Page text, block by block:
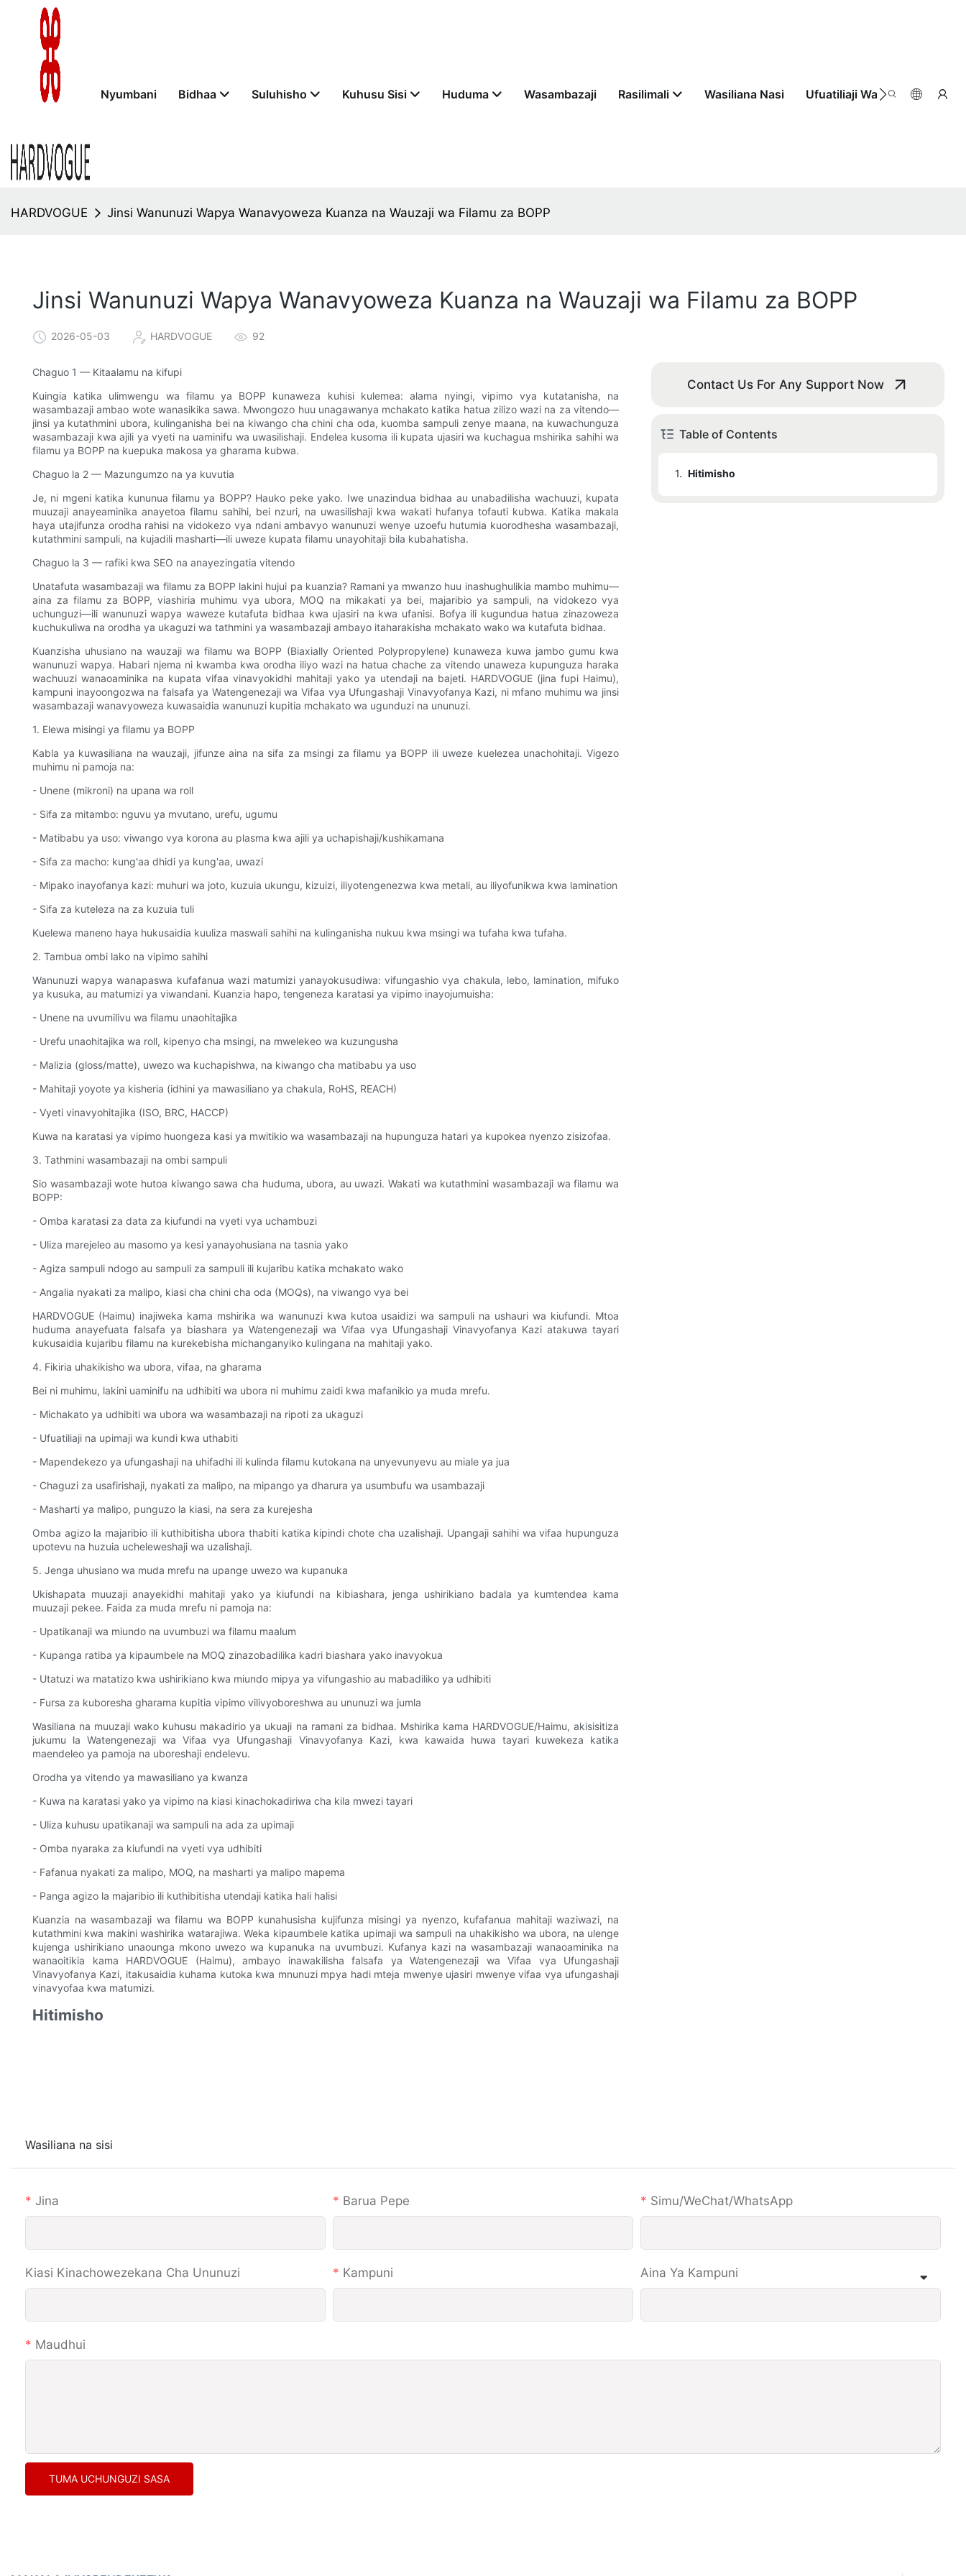
Nyumbani Bidhaa Suluhisho Kuhusu Sisi Huduma Wasambazaji Rasilimali Wasiliana Nasi Ufuatiliaji Wa Agizo
HARDVOGUE Jinsi Wanunuzi Wapya Wanavyoweza Kuanza na Wauzaji wa Filamu za BOPP
Jinsi Wanunuzi Wapya Wanavyoweza Kuanza na Wauzaji wa Filamu za BOPP
2026-05-03 HARDVOGUE 92
Chaguo 1 — Kitaalamu na kifupi
Kuingia katika ulimwengu wa filamu ya BOPP kunaweza kuhisi kulemea: alama nyingi, vipimo vya kutatanisha, na
wasambazaji ambao wote wanasikika sawa. Mwongozo huu unagawanya mchakato katika hatua zilizo wazi na za vitendo—
jinsi ya kutathmini ubora, kulinganisha bei na kiwango cha chini cha oda, kuomba sampuli zenye maana, na kuwachunguza
wasambazaji kwa ajili ya vyeti na uaminifu wa uwasilishaji. Endelea kusoma ili kupata ujasiri wa kuchagua mshirika sahihi wa
filamu ya BOPP na kuepuka makosa ya gharama kubwa.
Chaguo la 2 — Mazungumzo na ya kuvutia
Je, ni mgeni katika kununua filamu ya BOPP? Hauko peke yako. Iwe unazindua bidhaa au unabadilisha wachuuzi, kupata
muuzaji anayeaminika anayetoa filamu sahihi, bei nzuri, na uwasilishaji kwa wakati hufanya tofauti kubwa. Katika makala
haya utajifunza orodha rahisi na vidokezo vya ndani ambavyo wanunuzi wenye uzoefu hutumia kuorodhesha wasambazaji,
kutathmini sampuli, na kujadili masharti—ili uweze kupata filamu unayohitaji bila kubahatisha.
Chaguo la 3 — rafiki kwa SEO na anayezingatia vitendo
Unatafuta wasambazaji wa filamu za BOPP lakini hujui pa kuanzia? Ramani ya mwanzo huu inashughulikia mambo muhimu—
aina za filamu za BOPP, viashiria muhimu vya ubora, MOQ na mikakati ya bei, majaribio ya sampuli, na vidokezo vya
uchunguzi—ili wanunuzi wapya waweze kutafuta bidhaa kwa ujasiri na kwa ufanisi. Bofya ili kugundua hatua zinazoweza
kuchukuliwa na orodha ya ukaguzi wa tathmini ya wasambazaji ambayo itaharakisha mchakato wako wa kutafuta bidhaa.
Kuanzisha uhusiano na wauzaji wa filamu wa BOPP (Biaxially Oriented Polypropylene) kunaweza kuwa jambo gumu kwa
wanunuzi wapya. Habari njema ni kwamba kwa orodha iliyo wazi na hatua chache za vitendo unaweza kupunguza haraka
wachuuzi wanaoaminika na kupata vifaa vinavyokidhi mahitaji yako ya utendaji na bajeti. HARDVOGUE (jina fupi Haimu),
kampuni inayoongozwa na falsafa ya Watengenezaji wa Vifaa vya Ufungashaji Vinavyofanya Kazi, ni mfano muhimu wa jinsi
wasambazaji wanavyoweza kuwasaidia wanunuzi kupitia mchakato wa ugunduzi na ununuzi.
1. Elewa misingi ya filamu ya BOPP
Kabla ya kuwasiliana na wauzaji, jifunze aina na sifa za msingi za filamu ya BOPP ili uweze kuelezea unachohitaji. Vigezo
muhimu ni pamoja na:
- Unene (mikroni) na upana wa roll
- Sifa za mitambo: nguvu ya mvutano, urefu, ugumu
- Matibabu ya uso: viwango vya korona au plasma kwa ajili ya uchapishaji/kushikamana
- Sifa za macho: kung'aa dhidi ya kung'aa, uwazi
- Mipako inayofanya kazi: muhuri wa joto, kuzuia ukungu, kizuizi, iliyotengenezwa kwa metali, au iliyofunikwa kwa lamination
- Sifa za kuteleza na za kuzuia tuli
Kuelewa maneno haya hukusaidia kuuliza maswali sahihi na kulinganisha nukuu kwa msingi wa tufaha kwa tufaha.
2. Tambua ombi lako na vipimo sahihi
Wanunuzi wapya wanapaswa kufafanua wazi matumizi yanayokusudiwa: vifungashio vya chakula, lebo, lamination, mifuko
ya kusuka, au matumizi ya viwandani. Kuanzia hapo, tengeneza karatasi ya vipimo inayojumuisha:
- Unene na uvumilivu wa filamu unaohitajika
- Urefu unaohitajika wa roll, kipenyo cha msingi, na mwelekeo wa kuzungusha
- Malizia (gloss/matte), uwezo wa kuchapishwa, na kiwango cha matibabu ya uso
- Mahitaji yoyote ya kisheria (idhini ya mawasiliano ya chakula, RoHS, REACH)
- Vyeti vinavyohitajika (ISO, BRC, HACCP)
Kuwa na karatasi ya vipimo huongeza kasi ya mwitikio wa wasambazaji na hupunguza hatari ya kupokea nyenzo zisizofaa.
3. Tathmini wasambazaji na ombi sampuli
Sio wasambazaji wote hutoa kiwango sawa cha huduma, ubora, au uwazi. Wakati wa kutathmini wasambazaji wa filamu wa
BOPP:
- Omba karatasi za data za kiufundi na vyeti vya uchambuzi
- Uliza marejeleo au masomo ya kesi yanayohusiana na tasnia yako
- Agiza sampuli ndogo au sampuli za sampuli ili kujaribu katika mchakato wako
- Angalia nyakati za malipo, kiasi cha chini cha oda (MOQs), na viwango vya bei
HARDVOGUE (Haimu) inajiweka kama mshirika wa wanunuzi kwa kutoa usaidizi wa sampuli na ushauri wa kiufundi. Mtoa
huduma anayefuata falsafa ya biashara ya Watengenezaji wa Vifaa vya Ufungashaji Vinavyofanya Kazi atakuwa tayari
kukusaidia kujaribu filamu na kurekebisha michanganyiko kulingana na mahitaji yako.
4. Fikiria uhakikisho wa ubora, vifaa, na gharama
Bei ni muhimu, lakini uaminifu na udhibiti wa ubora ni muhimu zaidi kwa mafanikio ya muda mrefu.
- Michakato ya udhibiti wa ubora wa wasambazaji na ripoti za ukaguzi
- Ufuatiliaji na upimaji wa kundi kwa uthabiti
- Mapendekezo ya ufungashaji na uhifadhi ili kulinda filamu kutokana na unyevunyevu au miale ya jua
- Chaguzi za usafirishaji, nyakati za malipo, na mipango ya dharura ya usumbufu wa usambazaji
- Masharti ya malipo, punguzo la kiasi, na sera za kurejesha
Omba agizo la majaribio ili kuthibitisha ubora thabiti katika kipindi chote cha uzalishaji. Upangaji sahihi wa vifaa hupunguza
upotevu na huzuia ucheleweshaji wa uzalishaji.
5. Jenga uhusiano wa muda mrefu na upange uwezo wa kupanuka
Ukishapata muuzaji anayekidhi mahitaji yako ya kiufundi na kibiashara, jenga ushirikiano badala ya kumtendea kama
muuzaji pekee. Faida za muda mrefu ni pamoja na:
- Upatikanaji wa miundo na uvumbuzi wa filamu maalum
- Kupanga ratiba ya kipaumbele na MOQ zinazobadilika kadri biashara yako inavyokua
- Utatuzi wa matatizo kwa ushirikiano kwa miundo mipya ya vifungashio au mabadiliko ya udhibiti
- Fursa za kuboresha gharama kupitia vipimo vilivyoboreshwa au ununuzi wa jumla
Wasiliana na muuzaji wako kuhusu makadirio ya ukuaji na ramani za bidhaa. Mshirika kama HARDVOGUE/Haimu, akisisitiza
jukumu la Watengenezaji wa Vifaa vya Ufungashaji Vinavyofanya Kazi, kwa kawaida huwa tayari kuwekeza katika
maendeleo ya pamoja na uboreshaji endelevu.
Orodha ya vitendo ya mawasiliano ya kwanza
- Kuwa na karatasi yako ya vipimo na kiasi kinachokadiriwa cha kila mwezi tayari
- Uliza kuhusu upatikanaji wa sampuli na ada za upimaji
- Omba nyaraka za kiufundi na vyeti vya udhibiti
- Fafanua nyakati za malipo, MOQ, na masharti ya malipo mapema
- Panga agizo la majaribio ili kuthibitisha utendaji katika hali halisi
Kuanzia na wasambazaji wa filamu wa BOPP kunahusisha kujifunza misingi ya nyenzo, kufafanua mahitaji waziwazi, na
kutathmini kwa makini washirika watarajiwa. Weka kipaumbele katika upimaji wa sampuli na uhakikisho wa ubora, na ulenge
kujenga ushirikiano unaounga mkono uwezo wa kupanuka na uvumbuzi. Kufanya kazi na wasambazaji wanaoaminika na
wanaoitikia kama HARDVOGUE (Haimu), ambayo inawakilisha falsafa ya Watengenezaji wa Vifaa vya Ufungashaji
Vinavyofanya Kazi, itakusaidia kuhama kutoka kwa mnunuzi mpya hadi mteja mwenye ujasiri mwenye vifaa vya ufungashaji
vinavyofaa kwa matumizi.
Hitimisho
Contact Us For Any Support Now
Table of Contents
1. Hitimisho
Wasiliana na sisi
Jina Barua Pepe Simu/WeChat/WhatsApp
Kiasi Kinachowezekana Cha Ununuzi Kampuni Aina Ya Kampuni
Maudhui
TUMA UCHUNGUZI SASA